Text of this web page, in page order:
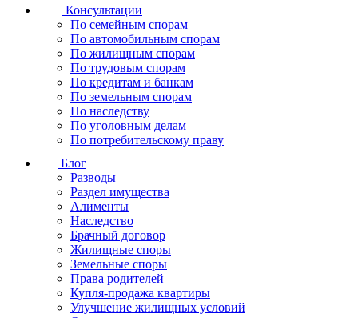
Консультации
По семейным спорам
По автомобильным спорам
По жилищным спорам
По трудовым спорам
По кредитам и банкам
По земельным спорам
По наследству
По уголовным делам
По потребительскому праву
Блог
Разводы
Раздел имущества
Алименты
Наследство
Брачный договор
Жилищные споры
Земельные споры
Права родителей
Купля-продажа квартиры
Улучшение жилищных условий